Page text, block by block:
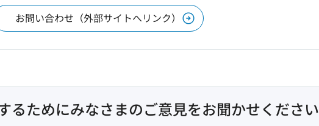
お問い合わせ（外部サイトへリンク）
るためにみなさまのご意見をお聞かせください